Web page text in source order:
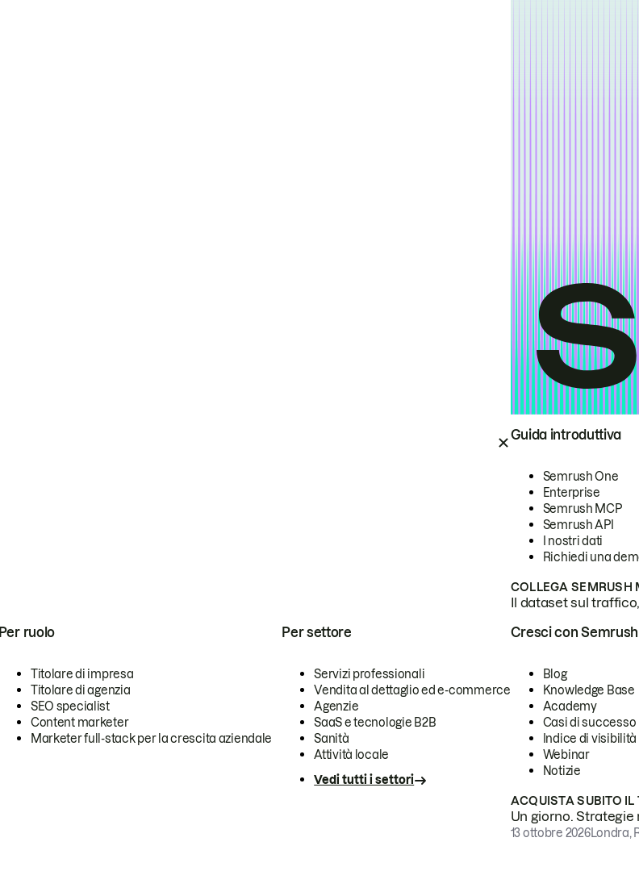
Guida introduttiva
Semrush One
Enterprise
Semrush MCP
Semrush API
I nostri dati
Richiedi una
COLLEGA SEMRUSH
Il dataset sul
Per ruolo
Titolare di impresa
Titolare di agenzia
SEO specialist
Content marketer
Marketer full-stack per la crescita aziendale
Per settore
Servizi professionali
Vendita al dettaglio ed e-commerce
Agenzie
SaaS e tecnologie B2B
Sanità
Attività locale
Vedi tutti i settori
Cresci con Semrush
Blog
Knowledge Base
Academy
Casi di successo
Indice di visibilità
Webinar
Notizie
ACQUISTA SUBITO IL
Un giorno.
13 ottobre 2026Londra,